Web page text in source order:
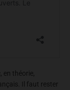
en théorie,
Il faut rester